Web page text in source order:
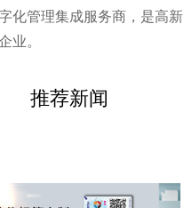
化管理集成服务商，是高新
业。
推荐新闻